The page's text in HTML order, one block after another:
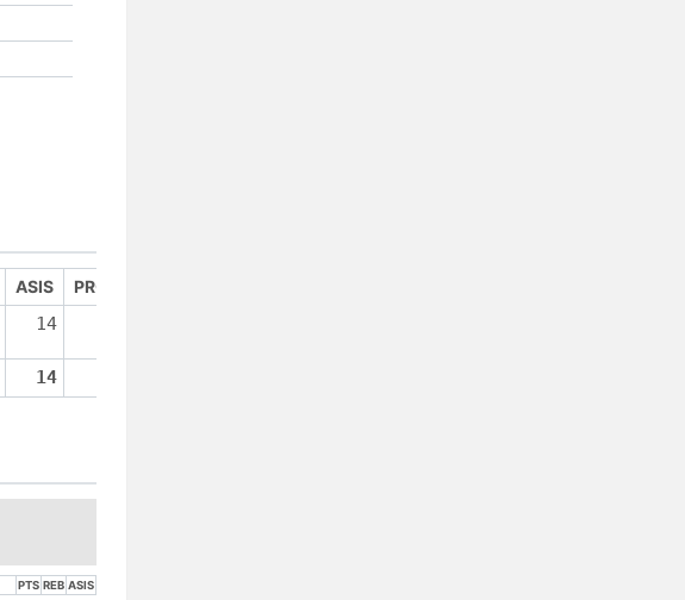
ASIS
PROM
14
14
PTS REB ASIS